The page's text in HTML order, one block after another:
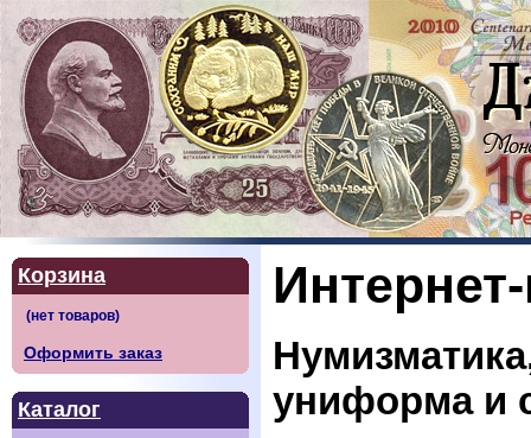
Корзина
Оформить заказ
Каталог
униформа и